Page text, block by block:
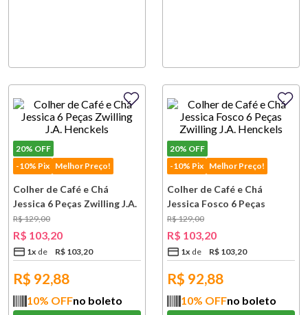
20% OFF
-10% Pix Melhor Preço!
Colher de Café e Chá
Jessica 6 Peças Zwilling J.A.
Henckels
R$129,00
R$ 103,20
1x R$ 103,20
R$ 92,88
10% OFFno boleto
20% OFF
-10% Pix Melhor Preço!
Colher de Café e Chá
Jessica Fosco 6 Peças
Zwilling J.A. Henckels
R$129,00
R$ 103,20
1x R$ 103,20
R$ 92,88
10% OFFno boleto